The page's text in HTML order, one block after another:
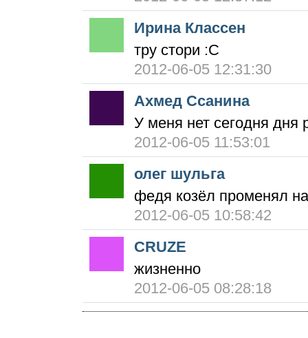
Ирина Классен
тру стори :С
2012-06-05 12:31:30
Ахмед Ссанина
У меня нет сегодня дня
2012-06-05 11:53:01
олег шульга
федя козёл променял
2012-06-05 10:58:42
CRUZE
жизненно
2012-06-05 08:28:18